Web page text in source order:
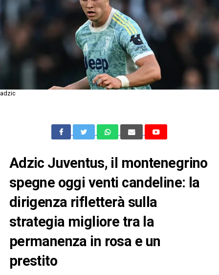
adzic
Adzic Juventus, il montenegrino
spegne oggi venti candeline: la
dirigenza rifletterà sulla
strategia migliore tra la
permanenza in rosa e un
prestito